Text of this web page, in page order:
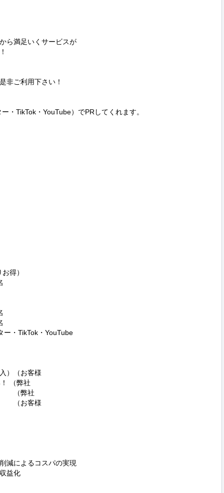
ら満足いくサービスが
非ご利用下さい！
・TikTok・YouTube）でPRしてくれます。
得）
・TikTok・YouTube
）（お客様
（弊社
　（弊社
　（お客様
減によるコスパの実現
益化